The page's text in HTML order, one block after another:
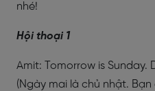
nhé!
Hội thoại 1
Amit: Tomorrow is Sunday.
(Ngày mai là chủ nhật.